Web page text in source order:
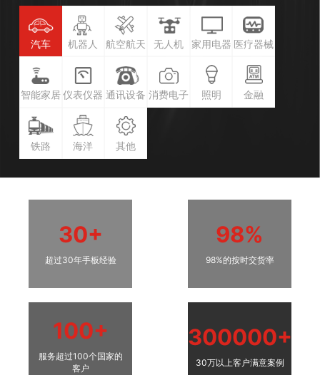
汽车 机器人 航空航天 无人机 家用电器 医疗器械
智能家居 仪表仪器 通讯设备 消费电子 照明 金融
铁路 海洋 其他
30+
超过30年手板经验
98%
98%的按时交货率
100+
服务超过100个国家的
客户
300000+
30万以上客户满意案例